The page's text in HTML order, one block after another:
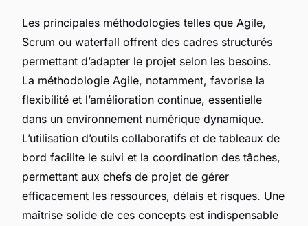
Les principales méthodologies telles que Agile,
Scrum ou waterfall offrent des cadres structurés
permettant d’adapter le projet selon les besoins.
La méthodologie Agile, notamment, favorise la
flexibilité et l’amélioration continue, essentielle
dans un environnement numérique dynamique.
L’utilisation d’outils collaboratifs et de tableaux de
bord facilite le suivi et la coordination des tâches,
permettant aux chefs de projet de gérer
efficacement les ressources, délais et risques. Une
maîtrise solide de ces concepts est indispensable